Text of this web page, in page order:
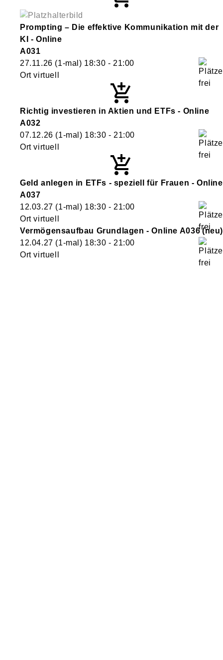
Prompting – Die effektive Kommunikation mit der
KI - Online
A031
27.11.26 (1-mal) 18:30 - 21:00
Ort virtuell
Richtig investieren in Aktien und ETFs - Online
A032
07.12.26 (1-mal) 18:30 - 21:00
Ort virtuell
Geld anlegen in ETFs - speziell für Frauen - Online
A037
12.03.27 (1-mal) 18:30 - 21:00
Ort virtuell
Vermögensaufbau Grundlagen - Online A036 neu
12.04.27 (1-mal) 18:30 - 21:00
Ort virtuell